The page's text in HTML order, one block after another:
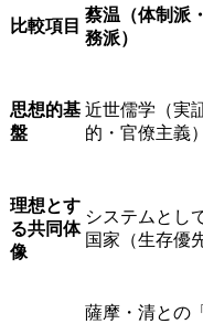
比較項目
蔡温（体制派
務派）
思想的基
盤
近世儒学（実
的・官僚主義）
理想とす
る共同体
像
システムとし
国家（生存優
薩摩・清との